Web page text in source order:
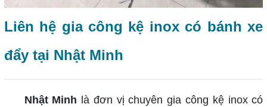
Liên hệ gia công kệ inox có bánh xe
đẩy tại Nhật Minh
Nhật Minh là đơn vị chuyên gia công kệ inox có